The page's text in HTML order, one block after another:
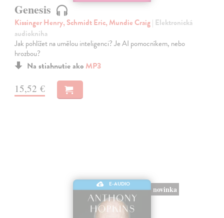
Genesis
Kissinger Henry, Schmidt Eric, Mundie Craig| Elektronická
audiokniha
Jak pohlížet na umělou inteligenci? Je AI pomocníkem, nebo
hrozbou?
Na stiahnutie ako MP3
15,52 €
E-AUDIO
novinka